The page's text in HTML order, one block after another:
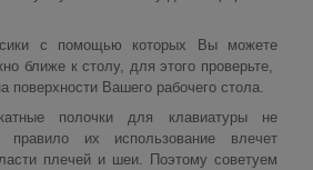
с помощью которых Вы можете
ближе к столу, для этого проверьте,
поверхности Вашего рабочего стола.
полочки для клавиатуры не
их использование влечет
плечей и шеи. Поэтому советуем